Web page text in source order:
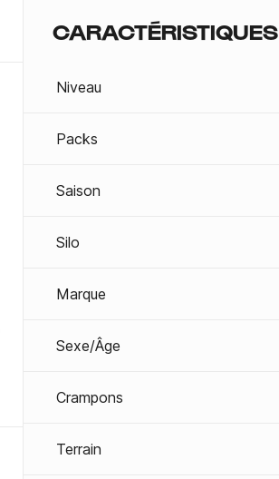
CARACTÉRISTIQUES
Niveau
Packs
Saison
Silo
Marque
Sexe/Âge
Crampons
Terrain